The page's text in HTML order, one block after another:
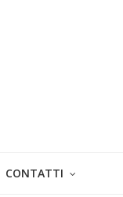
CONTATTI